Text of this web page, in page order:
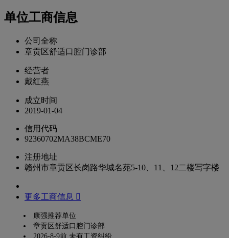
单位工商信息
公司全称
章贡区舒适口腔门诊部
经营者
戴红燕
成立时间
2019-01-04
信用代码
92360702MA38BCME70
注册地址
赣州市章贡区长岗路华城名苑5-10、11、12二楼写字楼
更多工商信息 
康强推荐单位
章贡区舒适口腔门诊部
2026-8-9前 未有工资纠纷